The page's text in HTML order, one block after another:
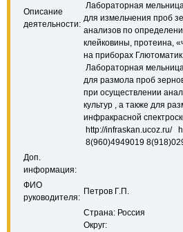
Описание
деятельности:
Лабораторная
для измельчения проб
анализов по
клейковины, протеина,
на приборах
Лабораторная
для размола проб
при осуществлении
культур , а также для
инфракрасной
http://infraskan.ucoz.ru/
8(960)4949019
Доп.
информация:
ФИО
руководителя:
Петров Г.П.
Страна: Россия
Округ: